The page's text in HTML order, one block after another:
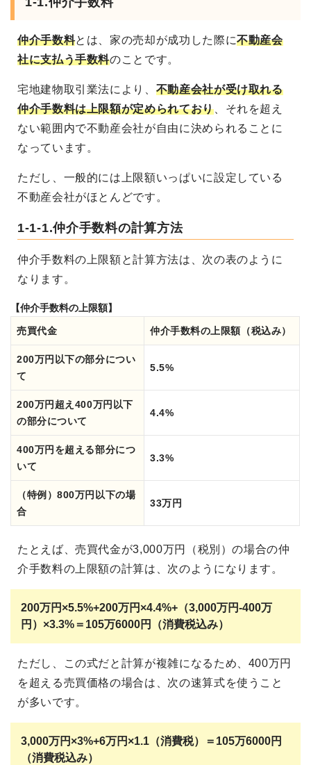
仲介手数料とは、家の売却が成功した際に不動産会
社に支払う手数料のことです。
宅地建物取引業法により、 不動産会社が受け取れる
仲介手数料は上限額が定められており、それを超え
ない範囲内で不動産会社が自由に決められることに
なっています。
ただし、一般的には上限額いっぱいに設定している
不動産会社がほとんどです。
1-1-1.仲介手数料の計算方法
仲介手数料の上限額と計算方法は、次の表のように
なります。
【仲介手数料の上限額】
売買代金 仲介手数料の上限額（税込み）
200万円以下の部分につい
て
5.5%
200万円超え400万円以下
の部分について
4.4%
400万円を超える部分につ
いて
3.3%
（特例）800万円以下の場
合
33万円
たとえば、売買代金が3,000万円（税別）の場合の仲
介手数料の上限額の計算は、次のようになります。
200万円×5.5%+200万円×4.4%+（3,000万円-400万
円）×3.3%＝105万6000円（消費税込み）
ただし、この式だと計算が複雑になるため、400万円
を超える売買価格の場合は、次の速算式を使うこと
が多いです。
3,000万円×3%+6万円×1.1（消費税）＝105万6000円
（消費税込み）